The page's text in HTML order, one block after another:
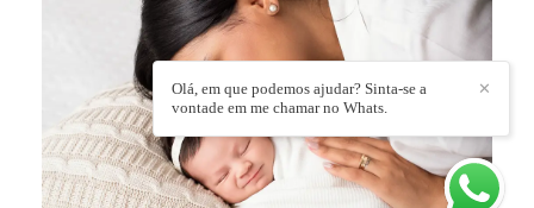
✕
Olá, em que podemos ajudar? Sinta-se a
vontade em me chamar no Whats.